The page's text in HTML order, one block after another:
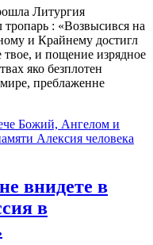
Литургия
: «Возвысився на
и Крайнему достигл
твое, и пощение изрядное
яко безплотен
преблаженне
Божий, Ангелом и
Алексия человека
внидете в
в